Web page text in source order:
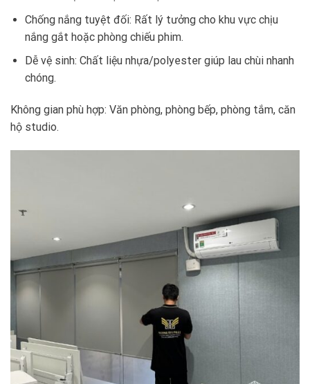
Chống nắng tuyệt đối: Rất lý tưởng cho khu vực chịu
nắng gắt hoặc phòng chiếu phim.
Dễ vệ sinh: Chất liệu nhựa/polyester giúp lau chùi nhanh
chóng.
Không gian phù hợp: Văn phòng, phòng bếp, phòng tắm, căn
hộ studio.